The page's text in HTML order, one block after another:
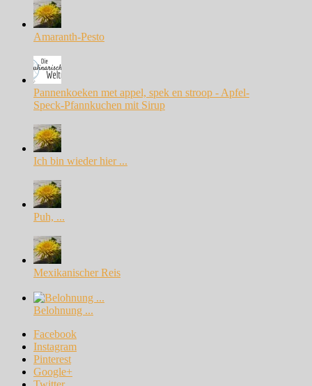
Amaranth-Pesto
Pannenkoeken met appel, spek en stroop - Apfel-
Speck-Pfannkuchen mit Sirup
Ich bin wieder hier ...
Puh, ...
Mexikanischer Reis
Belohnung ...
Facebook
Instagram
Pinterest
Google+